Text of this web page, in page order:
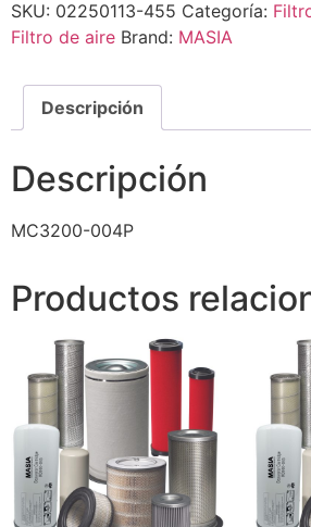
SKU: 02250113-455 Categoría:
Filtro de aire Brand: MASIA
Descripción
Descripción
MC3200-004P
Productos